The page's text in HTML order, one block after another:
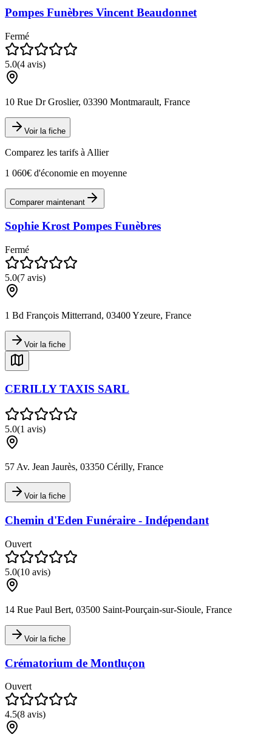
Pompes Funèbres Vincent Beaudonnet
Fermé
5.0(4 avis)
10 Rue Dr Groslier, 03390 Montmarault, France
Voir la fiche
Comparez les tarifs à Allier
1 060€ d'économie en moyenne
Comparer maintenant
Sophie Krost Pompes Funèbres
Fermé
5.0(7 avis)
1 Bd François Mitterrand, 03400 Yzeure, France
Voir la fiche
CERILLY TAXIS SARL
5.0(1 avis)
57 Av. Jean Jaurès, 03350 Cérilly, France
Voir la fiche
Chemin d'Eden Funéraire - Indépendant
Ouvert
5.0(10 avis)
14 Rue Paul Bert, 03500 Saint-Pourçain-sur-Sioule, France
Voir la fiche
Crématorium de Montluçon
Ouvert
4.5(8 avis)